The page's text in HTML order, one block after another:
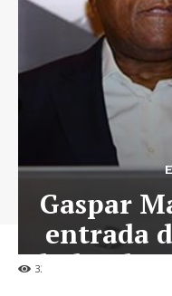
32
Gaspar
entrada
bolsa de